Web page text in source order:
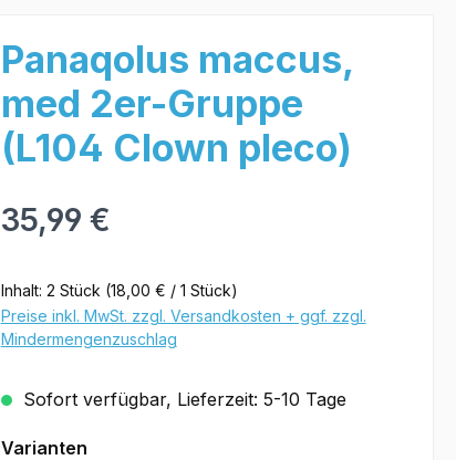
Panaqolus maccus,
med 2er-Gruppe
(L104 Clown pleco)
35,99 €
Inhalt: 2 Stück (18,00 € / 1 Stück)
Preise inkl. MwSt. zzgl. Versandkosten + ggf. zzgl.
Mindermengenzuschlag
Sofort verfügbar, Lieferzeit: 5-10 Tage
Varianten